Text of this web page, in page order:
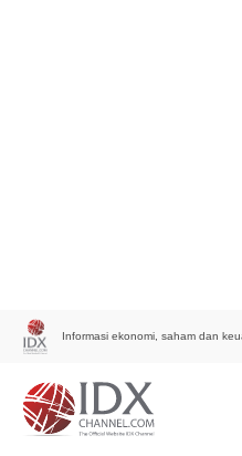
Informasi ekonomi, saham dan